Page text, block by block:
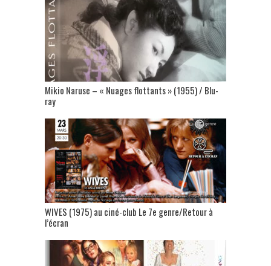
Mikio Naruse – « Nuages flottants » (1955) / Blu-
ray
WIVES (1975) au ciné-club Le 7e genre/Retour à
l’écran